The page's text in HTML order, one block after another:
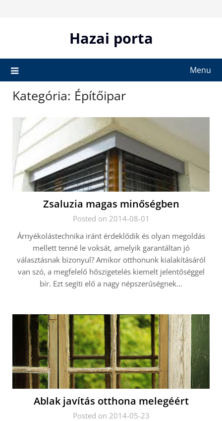
Hazai porta
Menu
Kategória: Építőipar
Zsaluzia magas minőségben
Posted on 2014-08-01
Árnyékolástechnika iránt érdeklődik és olyan megoldás
mellett tenné le voksát, amelyik garantáltan jó
választásnak bizonyul? Amikor otthonunk kialakításáról
van szó, a megfelelő hőszigetelés kiemelt jelentőséggel
bír. Ezt segíti elő a nagy népszerűségnek…
Ablak javítás otthona melegéért
Posted on 2014-05-23